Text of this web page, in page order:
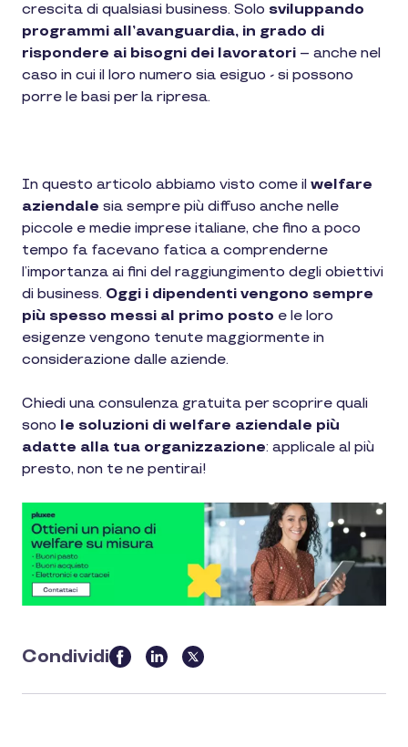
crescita di qualsiasi business. Solo sviluppando
programmi all’avanguardia, in grado di
rispondere ai bisogni dei lavoratori – anche nel
caso in cui il loro numero sia esiguo - si possono
porre le basi per la ripresa.
In questo articolo abbiamo visto come il welfare
aziendale sia sempre più diffuso anche nelle
piccole e medie imprese italiane, che fino a poco
tempo fa facevano fatica a comprenderne
l’importanza ai fini del raggiungimento degli obiettivi
di business. Oggi i dipendenti vengono sempre
più spesso messi al primo posto e le loro
esigenze vengono tenute maggiormente in
considerazione dalle aziende.
Chiedi una consulenza gratuita per scoprire quali
sono le soluzioni di welfare aziendale più
adatte alla tua organizzazione: applicale al più
presto, non te ne pentirai!
Condividi
this
article